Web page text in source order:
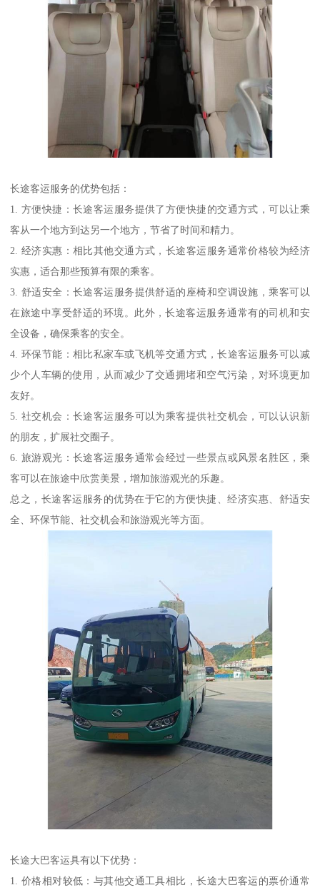
长途客运服务的优势包括：
1. 方便快捷：长途客运服务提供了方便快捷的交通方式，可以让乘
客从一个地方到达另一个地方，节省了时间和精力。
2. 经济实惠：相比其他交通方式，长途客运服务通常价格较为经济
实惠，适合那些预算有限的乘客。
3. 舒适安全：长途客运服务提供舒适的座椅和空调设施，乘客可以
在旅途中享受舒适的环境。此外，长途客运服务通常有的司机和安
全设备，确保乘客的安全。
4. 环保节能：相比私家车或飞机等交通方式，长途客运服务可以减
少个人车辆的使用，从而减少了交通拥堵和空气污染，对环境更加
友好。
5. 社交机会：长途客运服务可以为乘客提供社交机会，可以认识新
的朋友，扩展社交圈子。
6. 旅游观光：长途客运服务通常会经过一些景点或风景名胜区，乘
客可以在旅途中欣赏美景，增加旅游观光的乐趣。
总之，长途客运服务的优势在于它的方便快捷、经济实惠、舒适安
全、环保节能、社交机会和旅游观光等方面。
长途大巴客运具有以下优势：
1. 价格相对较低：与其他交通工具相比，长途大巴客运的票价通常